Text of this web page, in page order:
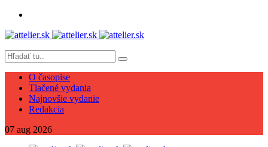
O časopise
Tlačené vydania
Najnovšie vydanie
Redakcia
07 aug 2026